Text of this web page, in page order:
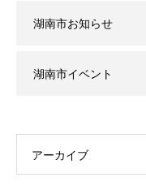
湖南市お知らせ
湖南市イベント
アーカイブ